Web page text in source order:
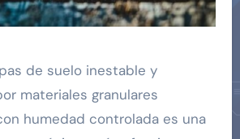
de suelo inestable y
materiales granulares
humedad controlada es una